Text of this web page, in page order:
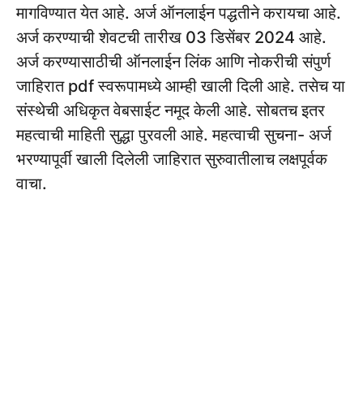
मागविण्यात येत आहे. अर्ज ऑनलाईन पद्धतीने करायचा आहे.
अर्ज करण्याची शेवटची तारीख 03 डिसेंबर 2024 आहे.
अर्ज करण्यासाठीची ऑनलाईन लिंक आणि नोकरीची संपुर्ण
जाहिरात pdf स्वरूपामध्ये आम्ही खाली दिली आहे. तसेच या
संस्थेची अधिकृत वेबसाईट नमूद केली आहे. सोबतच इतर
महत्वाची माहिती सुद्धा पुरवली आहे. महत्वाची सुचना- अर्ज
भरण्यापूर्वी खाली दिलेली जाहिरात सुरुवातीलाच लक्षपूर्वक
वाचा.